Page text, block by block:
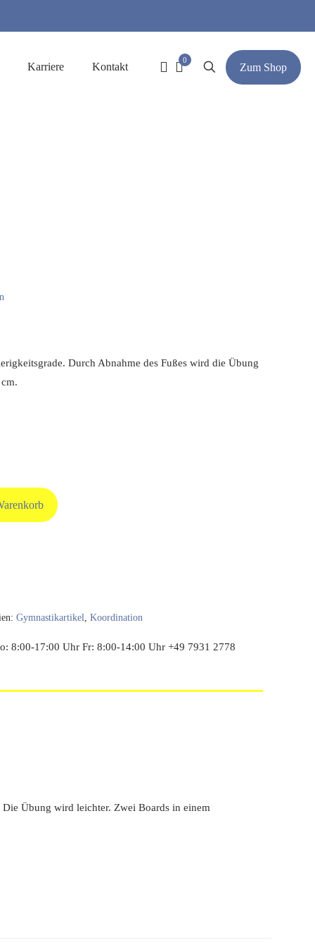
Karriere Kontakt
0
Zum Shop
Durch Abnahme des Fußes wird die Übung
Gymnastikartikel, Koordination
8:00-17:00 Uhr Fr: 8:00-14:00 Uhr +49 7931 2778
Übung wird leichter. Zwei Boards in einem